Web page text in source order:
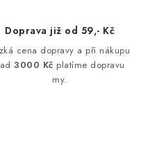
Doprava již od 59,- Kč
cena dopravy a při nákupu
3000 Kč platíme dopravu
my.